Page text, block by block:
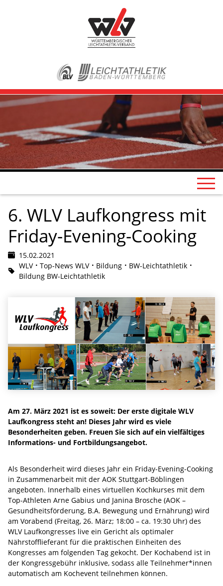
6. WLV Laufkongress mit
Friday-Evening-Cooking
15.02.2021
WLV
Top-News WLV Bildung
BW-Leichtathletik
Bildung BW-Leichtathletik
Am 27. März 2021 ist es soweit: Der erste digitale WLV
Laufkongress steht an! Dieses Jahr wird es viele
Besonderheiten geben. Freuen Sie sich auf ein vielfältiges
Informations- und Fortbildungsangebot.
Als Besonderheit wird dieses Jahr ein Friday-Evening-Cooking
in Zusammenarbeit mit der AOK Stuttgart-Böblingen
angeboten. Innerhalb eines virtuellen Kochkurses mit dem
Top-Athleten Arne Gabius und Janina Brosche (AOK –
Gesundheitsförderung, B.A. Bewegung und Ernährung) wird
am Vorabend (Freitag, 26. März; 18:00 – ca. 19:30 Uhr) des
WLV Laufkongresses live ein Gericht als optimaler
Nährstofflieferant für die praktischen Einheiten des
Kongresses am folgenden Tag gekocht. Der Kochabend ist in
der Kongressgebühr inklusive, sodass alle Teilnehmer*innen
automatisch am Kochevent teilnehmen können.